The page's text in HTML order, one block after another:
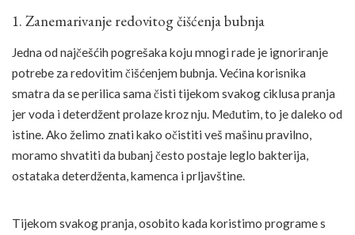
1. Zanemarivanje redovitog čišćenja bubnja
Jedna od najčešćih pogrešaka koju mnogi rade je ignoriranje
potrebe za redovitim čišćenjem bubnja. Većina korisnika
smatra da se perilica sama čisti tijekom svakog ciklusa pranja
jer voda i deterdžent prolaze kroz nju. Međutim, to je daleko od
istine. Ako želimo znati kako očistiti veš mašinu pravilno,
moramo shvatiti da bubanj često postaje leglo bakterija,
ostataka deterdženta, kamenca i prljavštine.
Tijekom svakog pranja, osobito kada koristimo programe s